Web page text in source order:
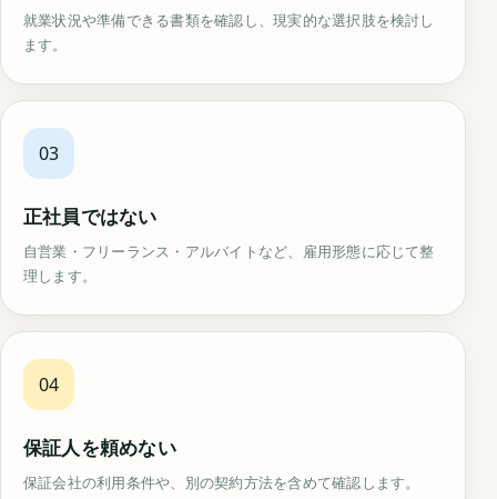
就業状況や準備できる書類を確認し、現実的な選択肢を検討し
ます。
03
正社員ではない
自営業・フリーランス・アルバイトなど、雇用形態に応じて整
理します。
04
保証人を頼めない
保証会社の利用条件や、別の契約方法を含めて確認します。